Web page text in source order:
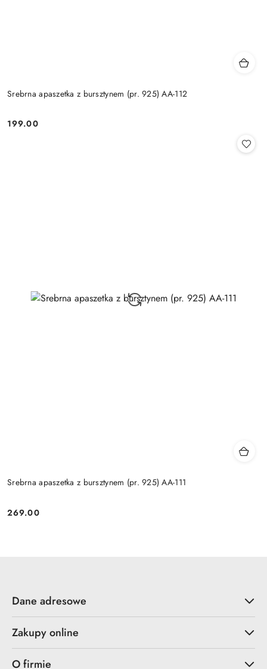
Srebrna apaszetka z bursztynem (pr. 925) AA-112
Cena:
199.00
Srebrna apaszetka z bursztynem (pr. 925) AA-111
Cena:
269.00
Dane adresowe
Zakupy online
O firmie